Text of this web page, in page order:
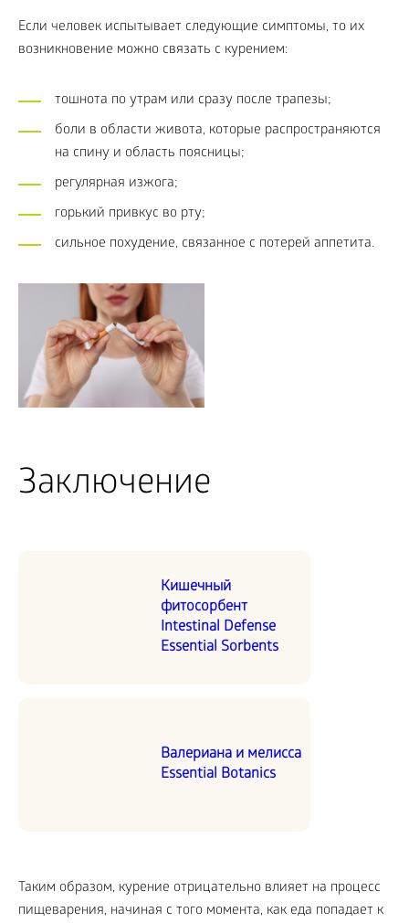
Если человек испытывает следующие симптомы, то их
возникновение можно связать с курением:
тошнота по утрам или сразу после трапезы;
боли в области живота, которые распространяются
на спину и область поясницы;
регулярная изжога;
горький привкус во рту;
сильное похудение, связанное с потерей аппетита.
Заключение
Кишечный
фитосорбент
Intestinal Defense
Essential Sorbents
Валериана и мелисса
Essential Botanics
Таким образом, курение отрицательно влияет на процесс
пищеварения, начиная с того момента, как еда попадает к